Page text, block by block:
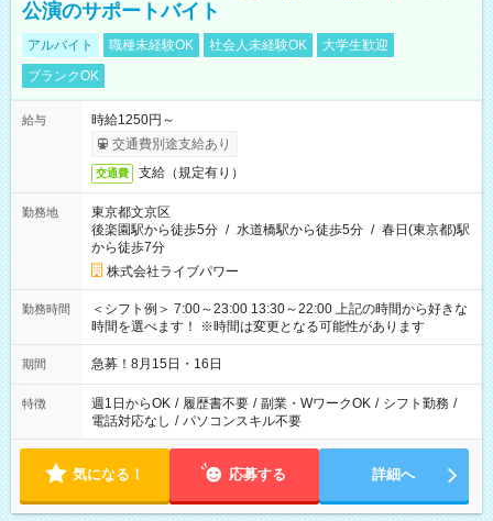
公演のサポートバイト
アルバイト 職種未経験OK 社会人未経験OK
大学生歓迎
ブランクOK
給与
時給1250円～
交通費別途支給あり
交通費 支給（規定有り）
勤務地
東京都文京区
後楽園駅から徒歩5分 / 水道橋駅から徒歩5分 / 春日(東京都)駅
から徒歩7分
株式会社ライブパワー
勤務時間
＜シフト例＞ 7:00～23:00 13:30～22:00 上記の時間から好きな
時間を選べます！ ※時間は変更となる可能性があります
期間 急募！8月15日・16日
特徴 週1日からOK / 履歴書不要 / 副業・WワークOK / シフト勤務 /
電話対応なし / パソコンスキル不要
気になる！ 応募する 詳細へ